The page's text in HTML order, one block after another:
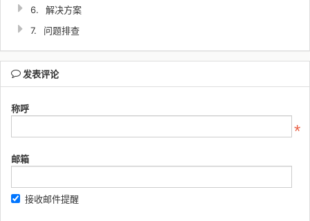
6.
解决方案
7.
问题排查
发表评论
称呼
邮箱
接收邮件提醒